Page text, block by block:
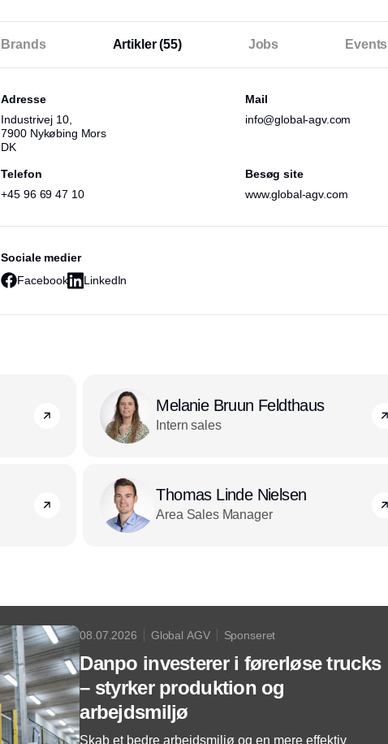
Brands Artikler(55) Jobs Events
Adresse
Industrivej 10,
7900 Nykøbing Mors
DK
Mail
info@global-agv.com
Telefon
+45 96 69 47 10
Besøg site
www.global-agv.com
Sociale medier
Facebook
LinkedIn
Melanie Bruun Feldthaus
Intern sales
Thomas Linde Nielsen
Area Sales Manager
08.07.2026 Global AGV Sponseret
Danpo investerer i førerløse trucks
– styrker produktion og
arbejdsmiljø
Skab et bedre arbejdsmiljø og en mere effektiv